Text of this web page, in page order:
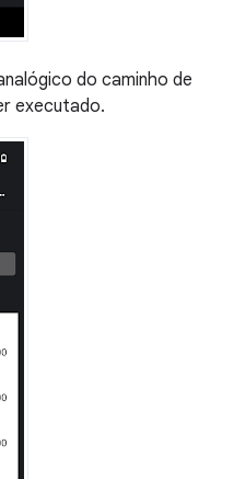
do caminho de
executado.